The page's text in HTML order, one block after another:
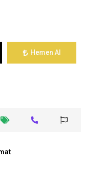
Hemen Al